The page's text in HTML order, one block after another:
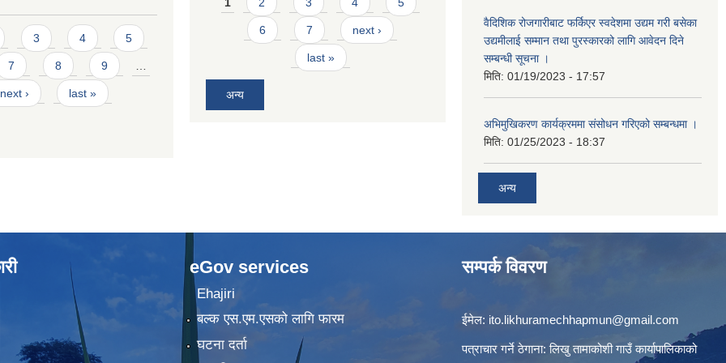
3 4 5
7 8 9
next › last »
6 7 next ›
last »
अन्य
वैदिशिक रोजगारीबाट फर्किएर स्वदेशमा उद्यम गरी बसेका
उद्यमीलाई सम्मान तथा पुरस्कारको लागि आवेदन दिने
सम्बन्धी सूचना ।
मिति: 01/19/2023 - 17:57
अभिमुखिकरण कार्यक्रममा संसोधन गरिएको सम्बन्धमा ।
मिति: 01/25/2023 - 18:37
अन्य
eGov services
Ehajiri
बल्क एस.एम.एसको लागि फारम
घटना दर्ता
सम्पर्क विवरण
ईमेल: ito.likhuramechhapmun@gmail.com
पत्राचार गर्ने ठेगाना: लिखु तामाकोशी गाउँ कार्यापालिकाको